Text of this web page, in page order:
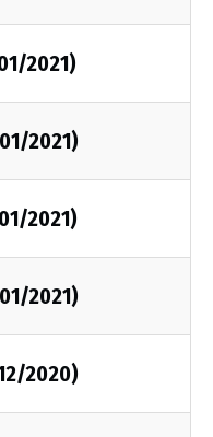
2021)
2021)
2021)
2021)
2020)